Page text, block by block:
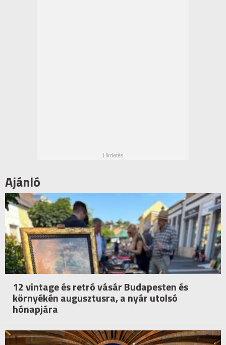
Ajánló
12 vintage és retró vásár Budapesten és
környékén augusztusra, a nyár utolsó
hónapjára